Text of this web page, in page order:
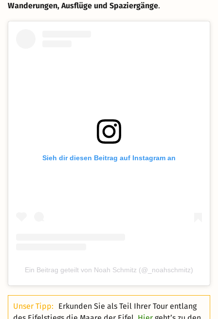
Wanderungen, Ausflüge und Spaziergänge.
Sieh dir diesen Beitrag auf Instagram an
Ein Beitrag geteilt von Noah Schmitz (@_noahschmitz)
Unser Tipp:
Erkunden Sie als Teil Ihrer Tour entlang